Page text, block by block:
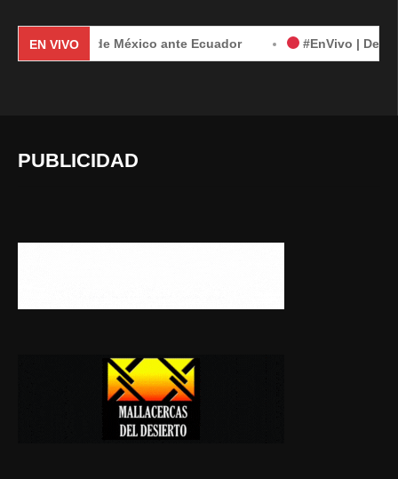
EN VIVO
de México ante Ecuador #EnVivo | Demanda de
PUBLICIDAD